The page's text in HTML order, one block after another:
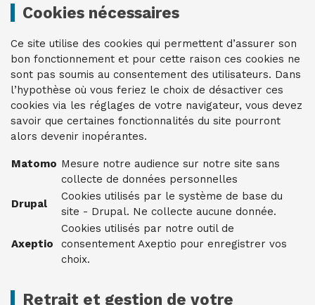
Cookies nécessaires
Ce site utilise des cookies qui permettent d’assurer son
bon fonctionnement et pour cette raison ces cookies ne
sont pas soumis au consentement des utilisateurs. Dans
l’hypothèse où vous feriez le choix de désactiver ces
cookies via les réglages de votre navigateur, vous devez
savoir que certaines fonctionnalités du site pourront
alors devenir inopérantes.
Matomo Mesure notre audience sur notre site sans
collecte de données personnelles
Drupal
Cookies utilisés par le système de base du
site - Drupal. Ne collecte aucune donnée.
Axeptio
Cookies utilisés par notre outil de
consentement Axeptio pour enregistrer vos
choix.
Retrait et gestion de votre